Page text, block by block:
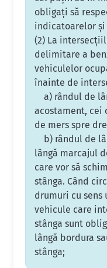
obligaţi să
indicatoarelor şi
(2) La
delimitare a
vehiculelor
înainte de
a) rândul de
acostament, cei
de mers spre
b) rândul de
lângă marcajul
care vor să
stânga. Când
drumuri cu sens
vehicule care
stânga sunt
lângă bordura
stânga;